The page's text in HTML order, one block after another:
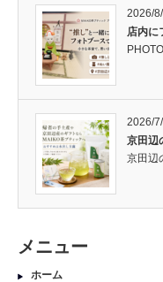
2026/8/
店内に
2026/
京田辺
京田辺
メニュー
ホーム